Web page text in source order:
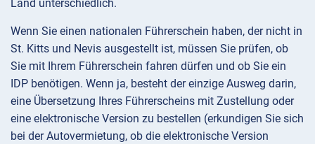
Land unterschiedlich.
Wenn Sie einen nationalen Führerschein haben, der nicht in
St. Kitts und Nevis ausgestellt ist, müssen Sie prüfen, ob
Sie mit Ihrem Führerschein fahren dürfen und ob Sie ein
IDP benötigen. Wenn ja, besteht der einzige Ausweg darin,
eine Übersetzung Ihres Führerscheins mit Zustellung oder
eine elektronische Version zu bestellen (erkundigen Sie sich
bei der Autovermietung, ob die elektronische Version